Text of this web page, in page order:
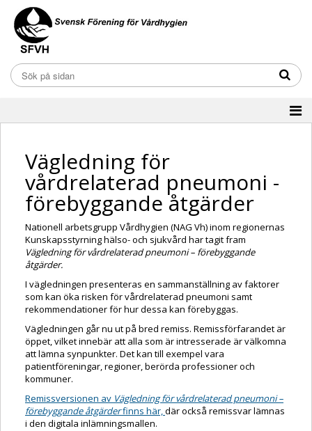
Vägledning för
vårdrelaterad pneumoni -
förebyggande åtgärder
Nationell arbetsgrupp Vårdhygien (NAG Vh) inom regionernas
Kunskapsstyrning hälso- och sjukvård har tagit fram
Vägledning för vårdrelaterad pneumoni – förebyggande
åtgärder.
I vägledningen presenteras en sammanställning av faktorer
som kan öka risken för vårdrelaterad pneumoni samt
rekommendationer för hur dessa kan förebyggas.
Vägledningen går nu ut på bred remiss. Remissförfarandet är
öppet, vilket innebär att alla som är intresserade är välkomna
att lämna synpunkter. Det kan till exempel vara
patientföreningar, regioner, berörda professioner och
kommuner.
Remissversionen av Vägledning för vårdrelaterad pneumoni –
förebyggande åtgärderfinns här,där också remissvar lämnas
i den digitala inlämningsmallen.